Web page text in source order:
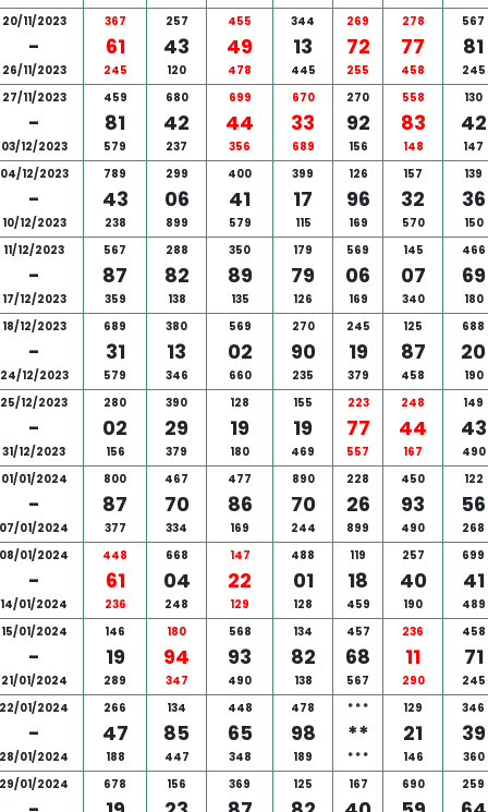
20/11/2023
-
26/11/2023
367
61
245
257
43
120
455
49
478
344
13
445
269
72
255
278
77
458
567
81
245
27/11/2023
-
03/12/2023
459
81
579
680
42
237
699
44
356
670
33
689
270
92
156
558
83
148
130
42
147
04/12/2023
-
10/12/2023
789
43
238
299
06
899
400
41
579
399
17
115
126
96
169
157
32
570
139
36
150
11/12/2023
-
17/12/2023
567
87
359
288
82
138
350
89
135
179
79
126
569
06
169
145
07
340
466
69
180
18/12/2023
-
24/12/2023
689
31
579
380
13
346
569
02
660
270
90
235
245
19
379
125
87
458
688
20
190
25/12/2023
-
31/12/2023
280
02
156
390
29
379
128
19
180
155
19
469
223
77
557
248
44
167
149
43
490
01/01/2024
-
07/01/2024
800
87
377
467
70
334
477
86
169
890
70
244
228
26
899
450
93
490
122
56
268
08/01/2024
-
14/01/2024
448
61
236
668
04
248
147
22
129
488
01
128
119
18
459
257
40
190
699
41
489
15/01/2024
-
21/01/2024
146
19
289
180
94
347
568
93
490
134
82
138
457
68
567
236
11
290
458
71
245
22/01/2024
-
28/01/2024
266
47
188
134
85
447
448
65
348
478
98
189
* * *
**
* * *
129
21
146
346
39
360
29/01/2024
678 156 369 125 167 690 259